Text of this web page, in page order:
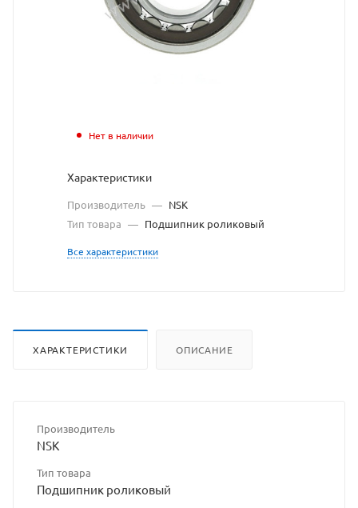
сайта
https://
по
сайта
Нет в наличии
Характеристики
Производитель — NSK
Тип товара — Подшипник роликовый
Все характеристики
ХАРАКТЕРИСТИКИ ОПИСАНИЕ
Производитель
NSK
Тип товара
Подшипник роликовый